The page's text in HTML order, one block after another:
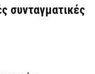
συνταγματικές